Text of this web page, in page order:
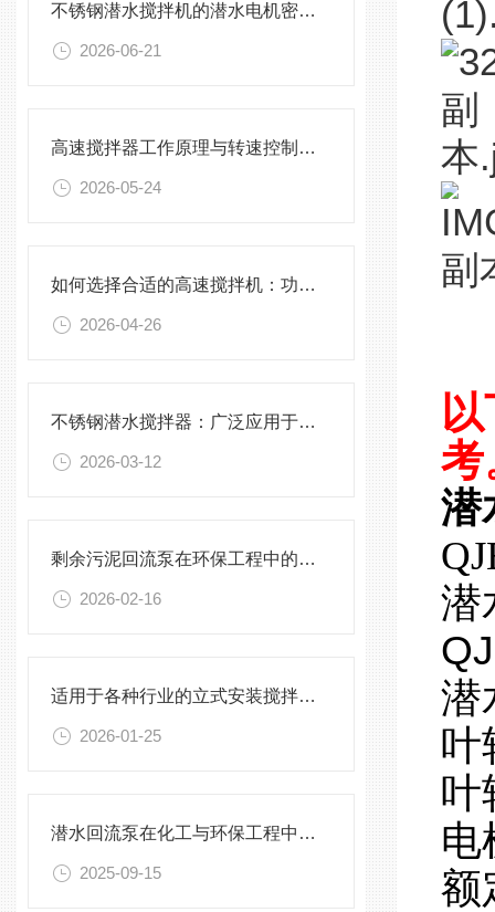
不锈钢潜水搅拌机的潜水电机密封与泄漏保护
2026-06-21
高速搅拌器工作原理与转速控制技术分析
2026-05-24
如何选择合适的高速搅拌机：功率、转速、搅拌桨叶与物料适配性分析
2026-04-26
不锈钢潜水搅拌器：广泛应用于污水处理与化学工程
2026-03-12
剩余污泥回流泵在环保工程中的应用前景
2026-02-16
适用于各种行业的立式安装搅拌机选型指南
2026-01-25
潜水回流泵在化工与环保工程中的关键作用
2025-09-15
考
潜
潜
潜
叶
叶
电
额